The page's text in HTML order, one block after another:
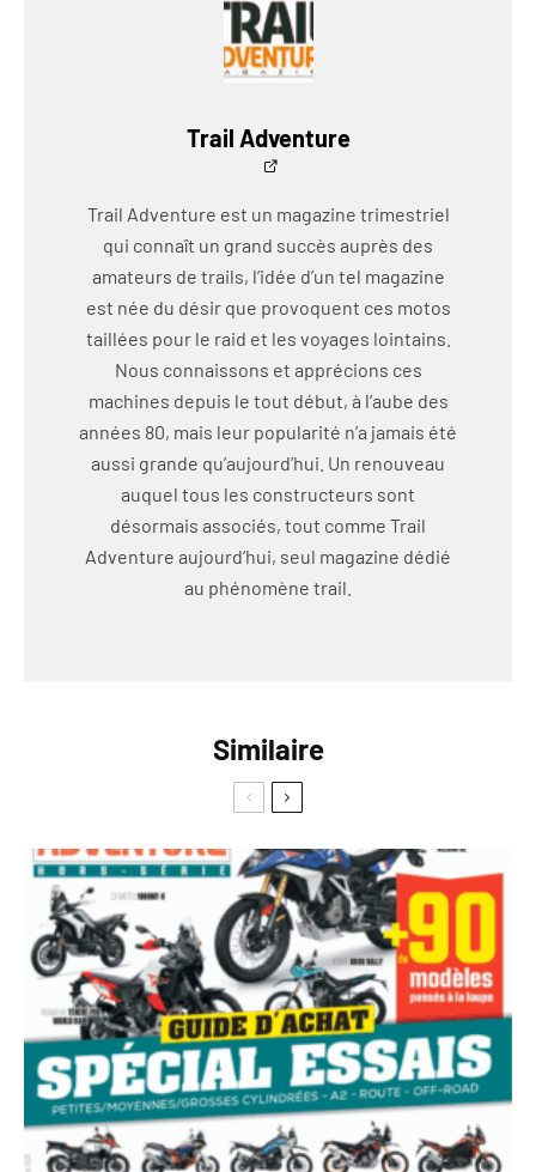
Trail Adventure
Trail Adventure est un magazine trimestriel
qui connaît un grand succès auprès des
amateurs de trails, l’idée d’un tel magazine
est née du désir que provoquent ces motos
taillées pour le raid et les voyages lointains.
Nous connaissons et apprécions ces
machines depuis le tout début, à l’aube des
années 80, mais leur popularité n’a jamais été
aussi grande qu’aujourd’hui. Un renouveau
auquel tous les constructeurs sont
désormais associés, tout comme Trail
Adventure aujourd’hui, seul magazine dédié
au phénomène trail.
Similaire